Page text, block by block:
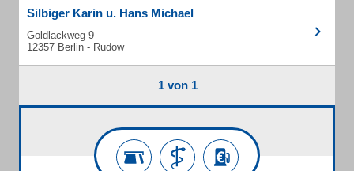
Silbiger Karin u. Hans Michael
Goldlackweg 9
12357 Berlin - Rudow
1 von 1